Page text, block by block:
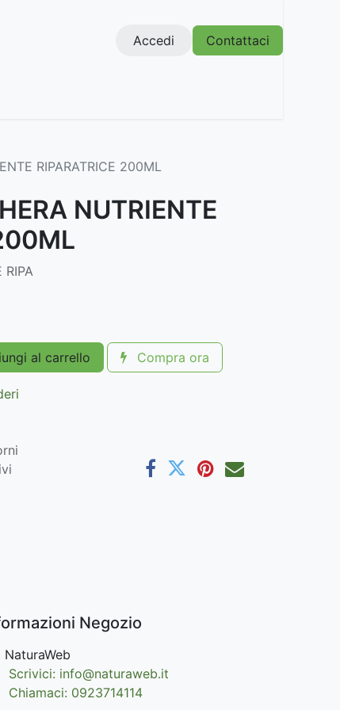
Accedi Contattaci
RIPARATRICE 200ML
NUTRIENTE
RIPA
al carrello Compra ora
Negozio
NaturaWeb
Scrivici: info@naturaweb.it
Chiamaci: 0923714114